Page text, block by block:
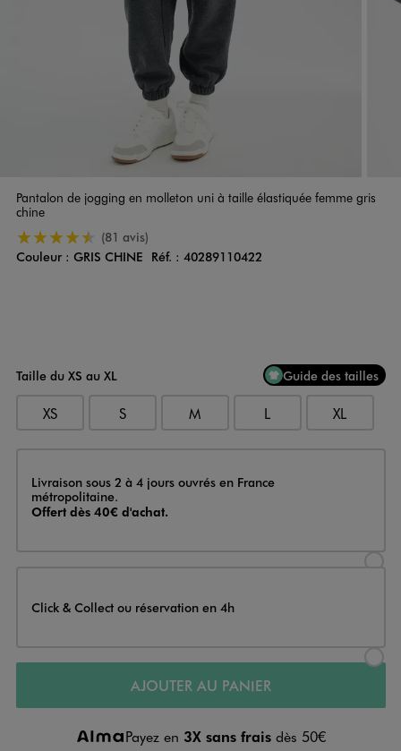
Pantalon de jogging en molleton uni à taille élastiquée femme gris
chine
4.5/5 de moyenne
(81 avis)
Couleur
Couleur : GRIS CHINE Réf. : 40289110422
Taille du XS au XL Guide des tailles
XS S M L XL
Livraison
Livraison sous 2 à 4 jours ouvrés en France
métropolitaine.
Offert dès 40€ d'achat.
Click & Collect ou réservation en 4h
AJOUTER AU PANIER
Payez en 3X sans frais dès 50€